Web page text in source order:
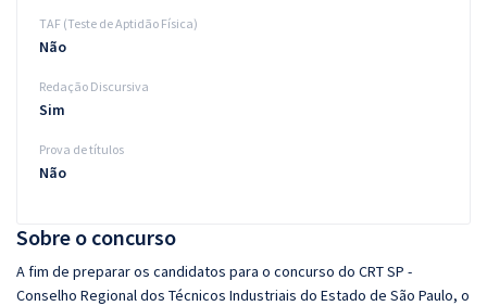
Sobre o concurso
A fim de preparar os candidatos para o concurso do CRT SP -
Conselho Regional dos Técnicos Industriais do Estado de São Paulo, o
TAF (Teste de Aptidão Física)
Não
Redação Discursiva
Sim
Prova de títulos
Não